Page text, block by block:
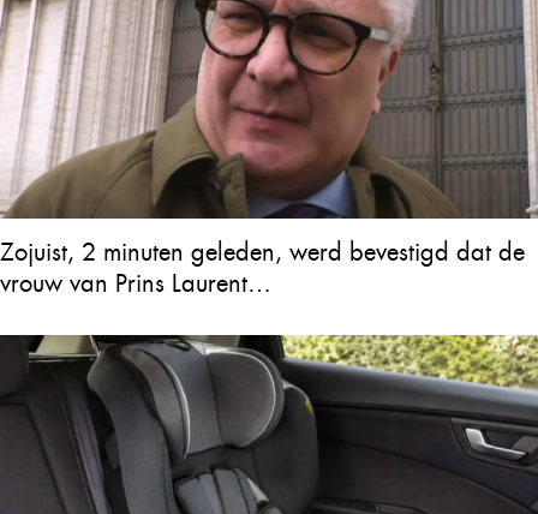
Zojuist, 2 minuten geleden, werd bevestigd dat de
vrouw van Prins Laurent…